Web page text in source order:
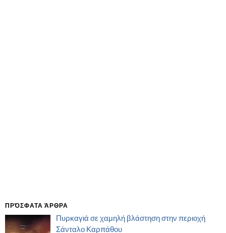
ΠΡΌΣΦΑΤΑ ΆΡΘΡΑ
Πυρκαγιά σε χαμηλή βλάστηση στην περιοχή
Σάνταλο Καρπάθου